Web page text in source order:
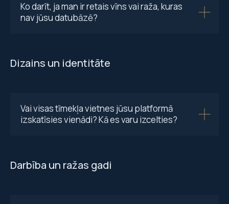
Ko darīt, ja man ir retais vīns vai raža, kuras
nav jūsu datubāzē?
Dizains un identitāte
Vai visas tīmekļa vietnes jūsu platformā
izskatīsies vienādi? Kā es varu izcelties?
Darbība un ražas gadi